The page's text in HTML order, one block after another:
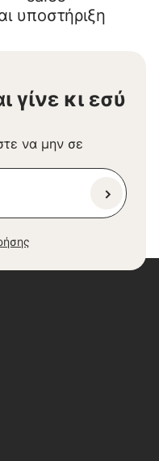
υποστήριξη
γίνε κι εσύ
να μην σε